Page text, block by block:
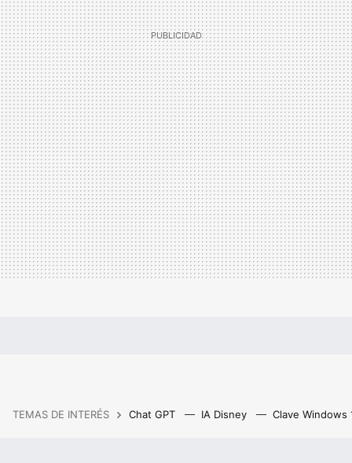
TEMAS DE INTERÉS Chat GPT IA Disney Clave Windows